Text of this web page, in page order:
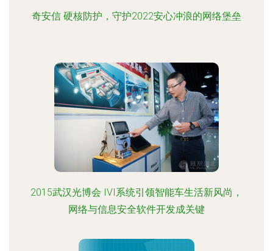
奇安信 硬核防护，守护2022安心冲浪的网络堡垒
2015武汉光博会 IVI系统引领智能车生活新风尚，
网络与信息安全软件开发成关键